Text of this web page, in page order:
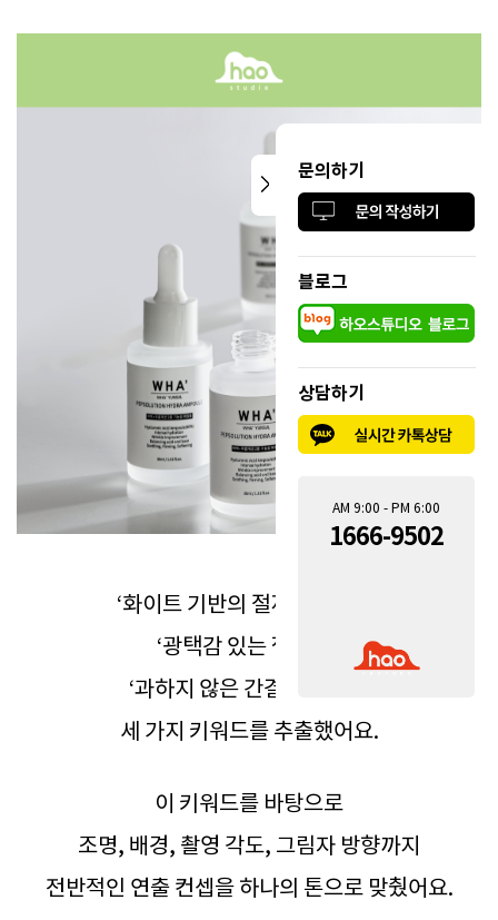
문의하기
블로그
상담하기
AM 9:00 - PM 6:00
1666-9502
‘화이트 기반의 절제된 따뜻함’
‘광택감 있는 젤 제형’
‘과하지 않은 간결함’이라는
세 가지 키워드를 추출했어요.
이 키워드를 바탕으로
조명, 배경, 촬영 각도, 그림자 방향까지
전반적인 연출 컨셉을 하나의 톤으로 맞췄어요.